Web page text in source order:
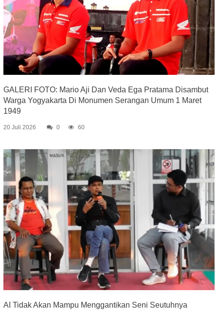
GALERI FOTO: Mario Aji Dan Veda Ega Pratama Disambut
Warga Yogyakarta Di Monumen Serangan Umum 1 Maret
1949
20 Juli 2026 0 60
AI Tidak Akan Mampu Menggantikan Seni Seutuhnya